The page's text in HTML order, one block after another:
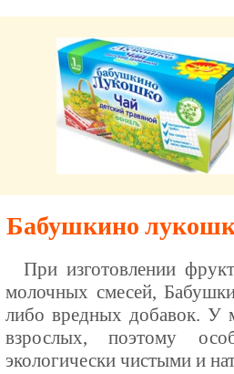
Бабушкино
При изготовлении
молочных смесей,
либо вредных добавок. У
взрослых, поэтому
экологически чистыми и